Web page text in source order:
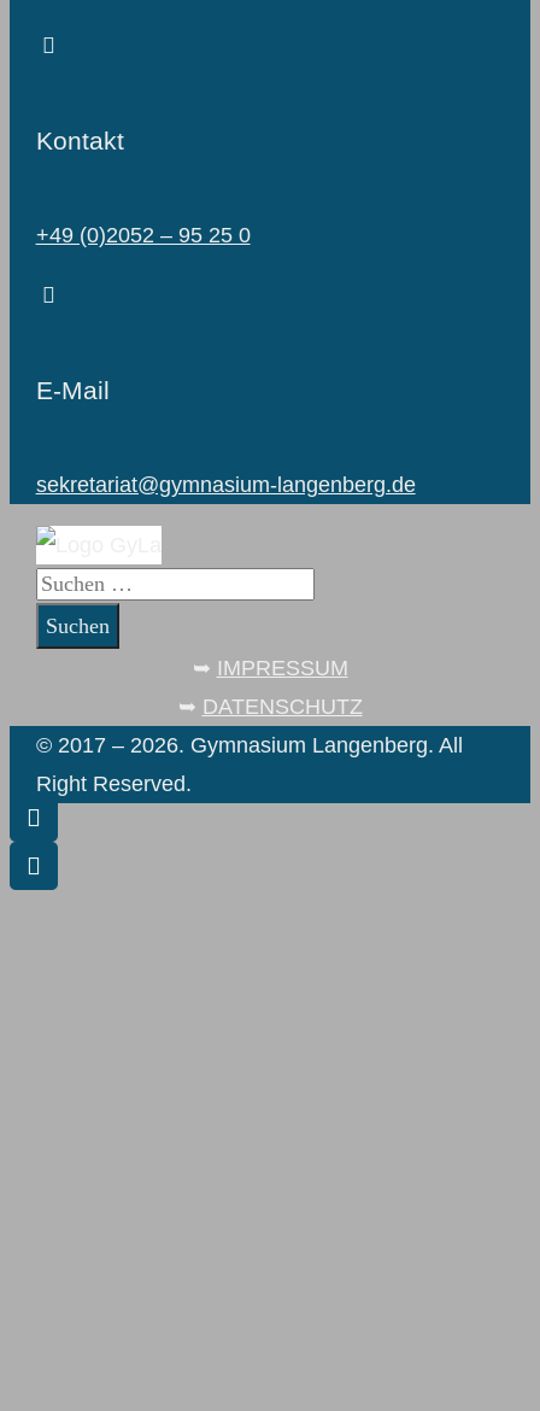
Kontakt
+49 (0)2052 – 95 25 0
E-Mail
sekretariat@gymnasium-langenberg.de
Suchen
nach:
➥ IMPRESSUM
➥ DATENSCHUTZ
© 2017 – 2026. Gymnasium Langenberg. All
Right Reserved.